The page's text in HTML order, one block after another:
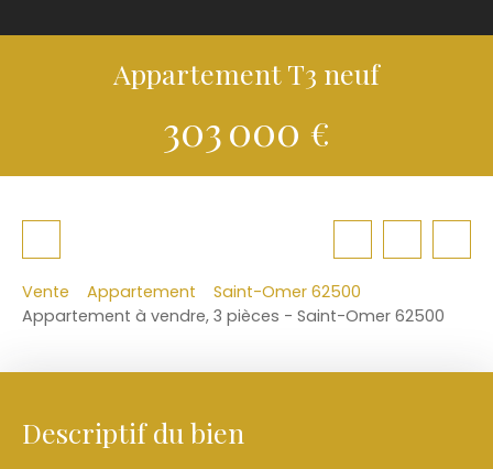
Appartement T3 neuf
303 000 €
Vente Appartement
Saint-Omer 62500
Appartement à vendre, 3 pièces - Saint-Omer 62500
Descriptif du bien